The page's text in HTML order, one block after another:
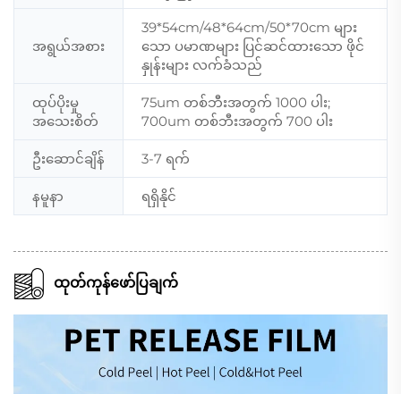
အရွယ်အစား
39*54cm/48*64cm/50*70cm များ
သော ပမာဏများ ပြင်ဆင်ထားသော ဖိုင်
နှုန်းများ လက်ခံသည်
ထုပ်ပိုးမှု
အသေးစိတ်
75um တစ်ဘီးအတွက် 1000 ပါး;
700um တစ်ဘီးအတွက် 700 ပါး
ဦးဆောင်ချိန် 3-7 ရက်
နမူနာ ရရှိနိုင်
ထုတ်ကုန်ဖော်ပြချက်